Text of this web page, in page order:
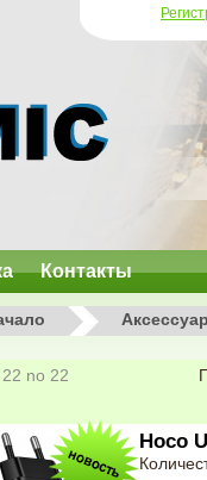
Контакты
no 22
Hoco